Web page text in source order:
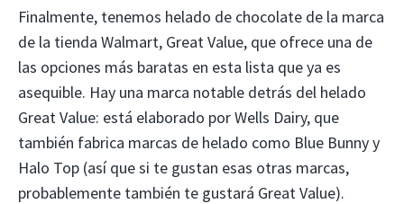
Finalmente, tenemos helado de chocolate de la marca
de la tienda Walmart, Great Value, que ofrece una de
las opciones más baratas en esta lista que ya es
asequible. Hay una marca notable detrás del helado
Great Value: está elaborado por Wells Dairy, que
también fabrica marcas de helado como Blue Bunny y
Halo Top (así que si te gustan esas otras marcas,
probablemente también te gustará Great Value).